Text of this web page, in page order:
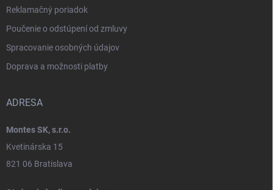
Reklamačný poriadok
Poučenie o odstúpení od zmluvy
Spracovanie osobných údajov
Doprava a možnosti platby
ADRESA
Montes SK, s.r.o.
Kvetinárska 15
821 06 Bratislava